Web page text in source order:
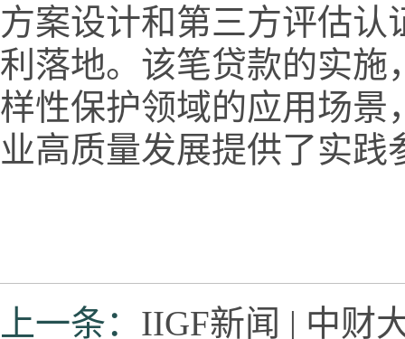
方案设计和第三方评估
利落地。该笔贷款的实施
样性保护领域的应用场景
业高质量发展提供了实践
上一条： IIGF新闻 | 中财